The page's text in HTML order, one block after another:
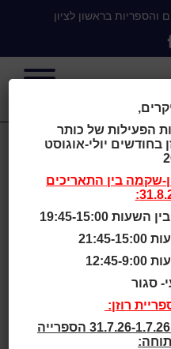
והספריות בראשון לציון
-
בלבד.
–
הפעילות של כותר
בחודשים יולי-אוגוסט
שקמה בין התאריכים
19:45-15:00
9:00
סגור
רוזן:
בחודש יולי- בין התאריכים 31.7.26-1.7.26 הספרייה